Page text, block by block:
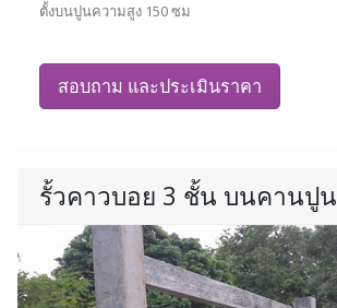
ตั้งบนปูนความสูง 150 ซม
สอบถาม และประเมินราคา
รั้วคาวบอย 3 ชั้น บนคานปูน